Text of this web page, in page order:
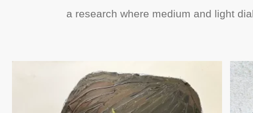
a research where medium and light